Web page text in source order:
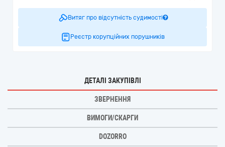
Витяг про відсутність судимості
Реєстр корупційних порушників
ДЕТАЛІ ЗАКУПІВЛІ
ЗВЕРНЕННЯ
ВИМОГИ/СКАРГИ
DOZORRO